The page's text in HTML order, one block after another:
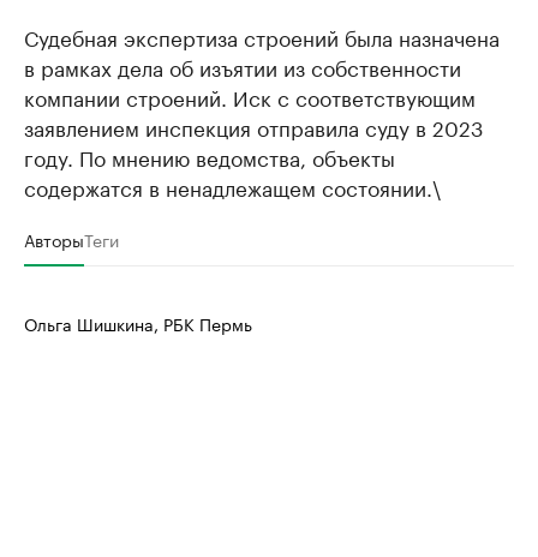
Судебная экспертиза строений была назначена
в рамках дела об изъятии из собственности
компании строений. Иск с соответствующим
заявлением инспекция отправила суду в 2023
году. По мнению ведомства, объекты
содержатся в ненадлежащем состоянии.\
АвторыТеги
Ольга Шишкина, РБК Пермь